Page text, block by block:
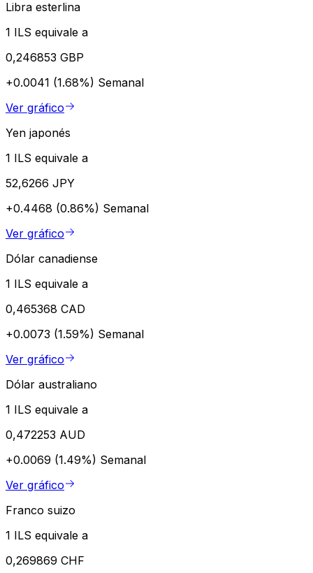
Libra esterlina
1 ILS equivale a
0,246853 GBP
+0.0041 (1.68%) Semanal
Ver gráfico
Yen japonés
1 ILS equivale a
52,6266 JPY
+0.4468 (0.86%) Semanal
Ver gráfico
Dólar canadiense
1 ILS equivale a
0,465368 CAD
+0.0073 (1.59%) Semanal
Ver gráfico
Dólar australiano
1 ILS equivale a
0,472253 AUD
+0.0069 (1.49%) Semanal
Ver gráfico
Franco suizo
1 ILS equivale a
0,269869 CHF